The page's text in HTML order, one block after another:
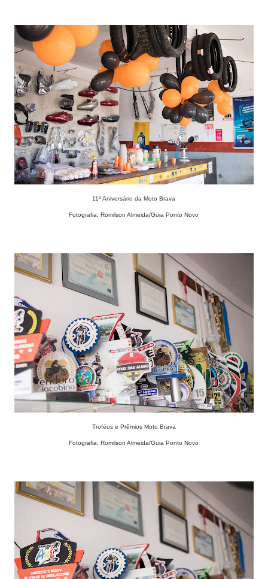
11º Aniversário da Moto Brava
Fotografia: Romilson Almeida/Guia Ponto Novo
Troféus e Prêmios Moto Brava
Fotografia: Romilson Almeida/Guia Ponto Novo